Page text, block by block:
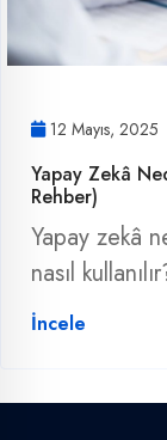
12 Mayıs, 2025
Yapay Zekâ
Rehber)
Yapay zekâ
nasıl
İncele